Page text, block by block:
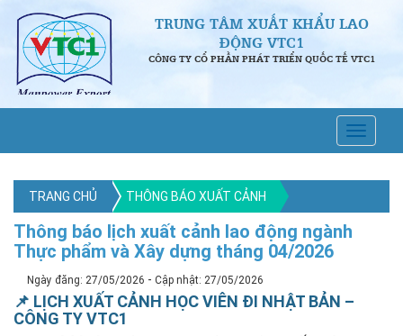
TRUNG TÂM XUẤT KHẨU LAO
ĐỘNG VTC1
CÔNG TY CỔ PHẦN PHÁT TRIỂN QUỐC TẾ VTC1
TRANG CHỦ THÔNG BÁO XUẤT CẢNH
Thông báo lịch xuất cảnh lao động ngành
Thực phẩm và Xây dựng tháng 04/2026
Ngày đăng: 27/05/2026 - Cập nhật: 27/05/2026
📌 LỊCH XUẤT CẢNH HỌC VIÊN ĐI NHẬT BẢN –
CÔNG TY VTC1